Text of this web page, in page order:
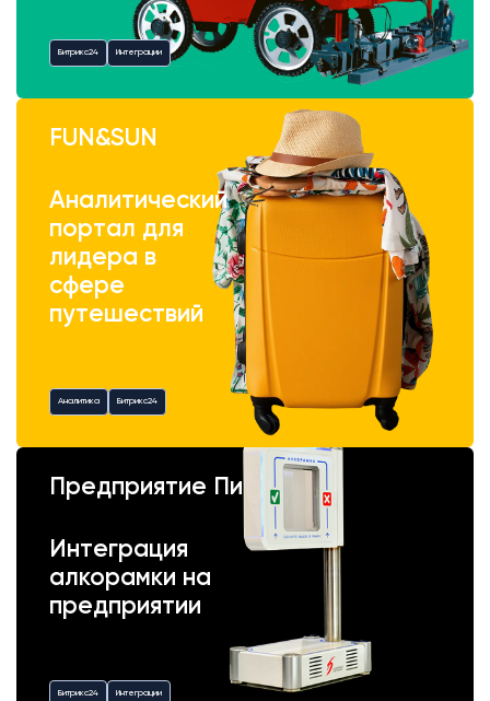
Битрикс24 Интеграции
FUN&SUN
Аналитический
портал для
лидера в
сфере
путешествий
Аналитика Битрикс24
Предприятие Пик
Интеграция
алкорамки на
предприятии
Битрикс24 Интеграции